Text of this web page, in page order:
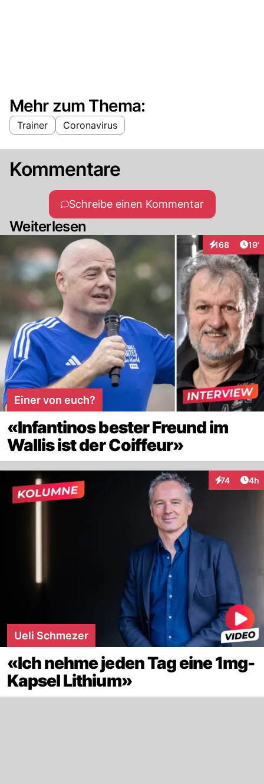
Mehr zum Thema:
Trainer Coronavirus
Kommentare
Schreibe einen Kommentar
Weiterlesen
168
Interaktionen
19'
Einer von euch?
«Infantinos bester Freund im
Wallis ist der Coiffeur»
74
Interaktionen
4h
Ueli Schmezer
«Ich nehme jeden Tag eine 1mg-
Kapsel Lithium»